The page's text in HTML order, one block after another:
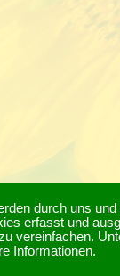
durch uns und
erfasst und
vereinfachen.
Informationen.